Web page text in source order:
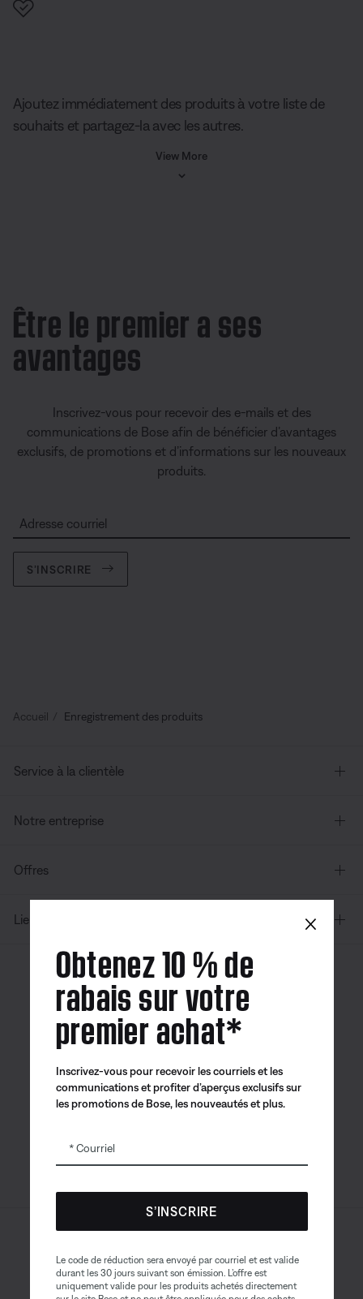
Ajoutez immédiatement des produits à votre liste de
souhaits et partagez-la avec les autres.
encore plus rapidement.
Choisissez comment vous souhaitez rester en contact.
View More
Être le premier a ses
avantages
Inscrivez-vous pour recevoir des e-mails et des
communications de Bose afin de bénéficier d’avantages
exclusifs, de promotions et d’informations sur les nouveaux
produits.
Adresse courriel
S’INSCRIRE
Accueil Enregistrement des produits
Service à la clientèle
Notre entreprise
Offres
Liens supplémentaires
| Français
Application
Bose
Bose Connect
Bose QCE
Mention juridique
×
Obtenez 10 % de
rabais sur votre
premier achat*
Inscrivez-vous pour recevoir les courriels et les
communications et profiter d’aperçus exclusifs sur
les promotions de Bose, les nouveautés et plus.
Courriel
S’INSCRIRE
Le code de réduction sera envoyé par courriel et est valide
durant les 30 jours suivant son émission. L’offre est
uniquement valide pour les produits achetés directement